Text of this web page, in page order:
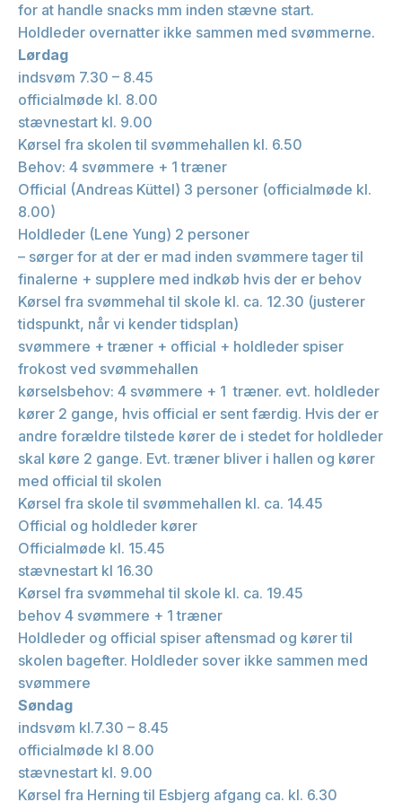
for at handle snacks mm inden stævne start.
Holdleder overnatter ikke sammen med svømmerne.
Lørdag
indsvøm 7.30 – 8.45
officialmøde kl. 8.00
stævnestart kl. 9.00
Kørsel fra skolen til svømmehallen kl. 6.50
Behov: 4 svømmere + 1 træner
Official (Andreas Küttel) 3 personer (officialmøde kl.
8.00)
Holdleder (Lene Yung) 2 personer
– sørger for at der er mad inden svømmere tager til
finalerne + supplere med indkøb hvis der er behov
Kørsel fra svømmehal til skole kl. ca. 12.30 (justerer
tidspunkt, når vi kender tidsplan)
svømmere + træner + official + holdleder spiser
frokost ved svømmehallen
kørselsbehov: 4 svømmere + 1 træner. evt. holdleder
kører 2 gange, hvis official er sent færdig. Hvis der er
andre forældre tilstede kører de i stedet for holdleder
skal køre 2 gange. Evt. træner bliver i hallen og kører
med official til skolen
Kørsel fra skole til svømmehallen kl. ca. 14.45
Official og holdleder kører
Officialmøde kl. 15.45
stævnestart kl 16.30
Kørsel fra svømmehal til skole kl. ca. 19.45
behov 4 svømmere + 1 træner
Holdleder og official spiser aftensmad og kører til
skolen bagefter. Holdleder sover ikke sammen med
svømmere
Søndag
indsvøm kl.7.30 – 8.45
officialmøde kl 8.00
stævnestart kl. 9.00
Kørsel fra Herning til Esbjerg afgang ca. kl. 6.30